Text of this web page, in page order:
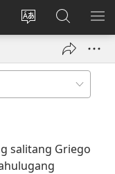
Baguhin
ng
Mag-
log
bubukas
sa
JW.ORG
salitang Griego